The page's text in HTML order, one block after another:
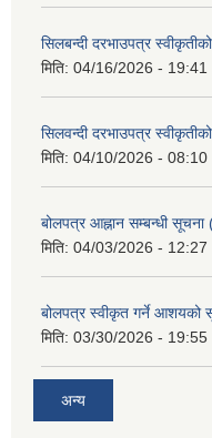
सिलबन्दी दरभाउपत्र
मिति: 04/16/2026 - 19:41
सिलवन्दी दरभाउपत्र
मिति: 04/10/2026 - 08:10
बोलपत्र आह्नान सम्बन्धी
मिति: 04/03/2026 - 12:27
बोलपत्र स्वीकृत गर्ने आशयको
मिति: 03/30/2026 - 19:55
अन्य